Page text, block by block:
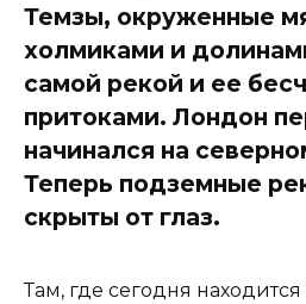
Темзы, окруженные
холмиками и
самой рекой и ее
притоками. Лондон
начинался на
Теперь подземные
скрыты от глаз.
Там, где сегодня